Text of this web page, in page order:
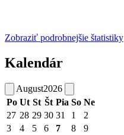
Zobraziť podrobnejšie štatistiky
Kalendár
August2026
Po Ut St Št Pia So Ne
27 28 29 30 31 1
2
3
4 5 6 7 8
9